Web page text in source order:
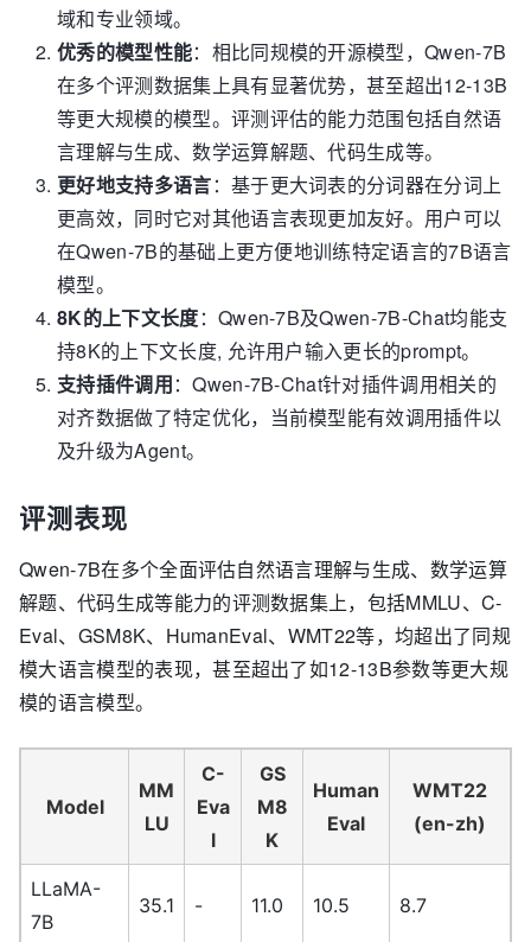
域和专业领域。
优秀的模型性能：相比同规模的开源模型，Qwen-7B
在多个评测数据集上具有显著优势，甚至超出12-13B
等更大规模的模型。评测评估的能力范围包括自然语
言理解与生成、数学运算解题、代码生成等。
更好地支持多语言：基于更大词表的分词器在分词上
更高效，同时它对其他语言表现更加友好。用户可以
在Qwen-7B的基础上更方便地训练特定语言的7B语言
模型。
8K的上下文长度：Qwen-7B及Qwen-7B-Chat均能支
持8K的上下文长度, 允许用户输入更长的prompt。
支持插件调用：Qwen-7B-Chat针对插件调用相关的
对齐数据做了特定优化，当前模型能有效调用插件以
及升级为Agent。
评测表现
Qwen-7B在多个全面评估自然语言理解与生成、数学运算
解题、代码生成等能力的评测数据集上，包括MMLU、C-
Eval、GSM8K、HumanEval、WMT22等，均超出了同规
模大语言模型的表现，甚至超出了如12-13B参数等更大规
模的语言模型。
Model
MM
LU
C-
Eva
l
GS
M8
K
Human
Eval
WMT22
(en-zh)
LLaMA-
7B
35.1 - 11.0 10.5 8.7